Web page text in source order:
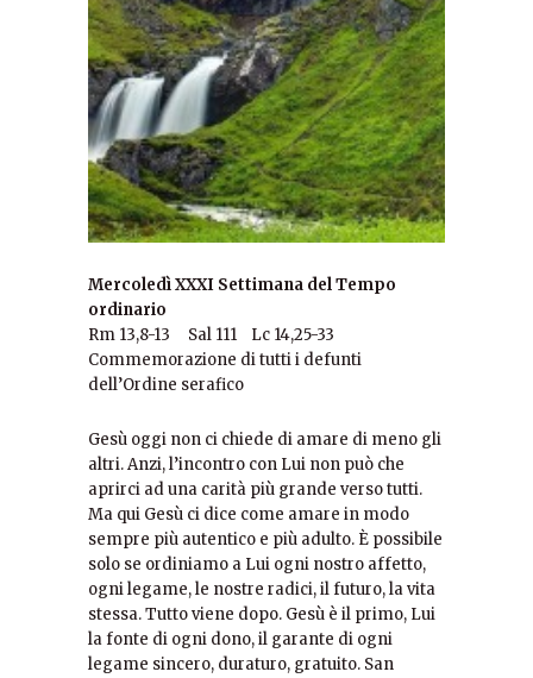
Mercoledì XXXI Settimana del Tempo
ordinario
Rm 13,8-13 Sal 111 Lc 14,25-33
Commemorazione di tutti i defunti
dell’Ordine serafico
Gesù oggi non ci chiede di amare di meno gli
altri. Anzi, l’incontro con Lui non può che
aprirci ad una carità più grande verso tutti.
Ma qui Gesù ci dice come amare in modo
sempre più autentico e più adulto. È possibile
solo se ordiniamo a Lui ogni nostro affetto,
ogni legame, le nostre radici, il futuro, la vita
stessa. Tutto viene dopo. Gesù è il primo, Lui
la fonte di ogni dono, il garante di ogni
legame sincero, duraturo, gratuito. San